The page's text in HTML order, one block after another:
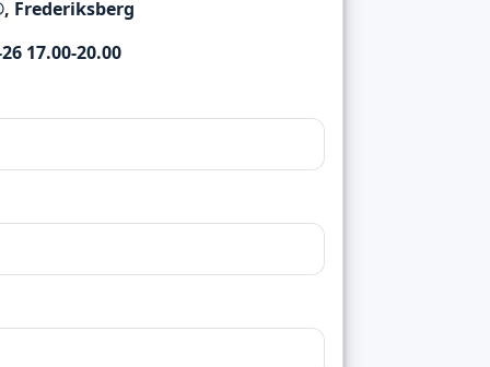
Frederiksberg
17.00-20.00